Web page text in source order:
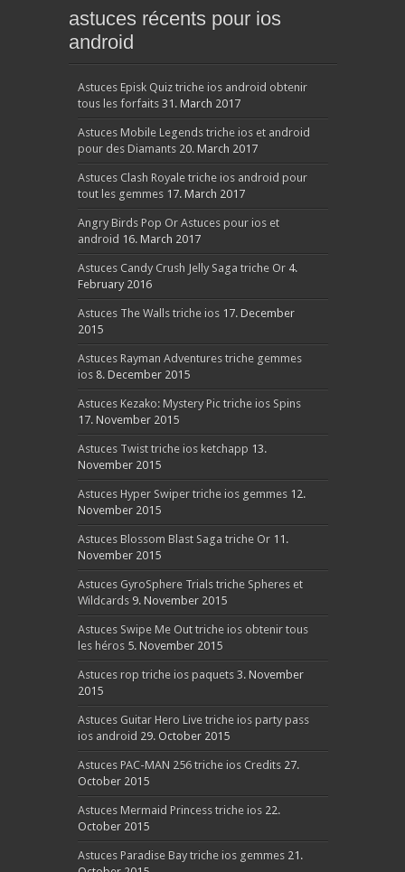
astuces récents pour ios
android
Astuces Episk Quiz triche ios android obtenir
tous les forfaits 31. March 2017
Astuces Mobile Legends triche ios et android
pour des Diamants 20. March 2017
Astuces Clash Royale triche ios android pour
tout les gemmes 17. March 2017
Angry Birds Pop Or Astuces pour ios et
android 16. March 2017
Astuces Candy Crush Jelly Saga triche Or 4.
February 2016
Astuces The Walls triche ios 17. December
2015
Astuces Rayman Adventures triche gemmes
ios 8. December 2015
Astuces Kezako: Mystery Pic triche ios Spins
17. November 2015
Astuces Twist triche ios ketchapp 13.
November 2015
Astuces Hyper Swiper triche ios gemmes 12.
November 2015
Astuces Blossom Blast Saga triche Or 11.
November 2015
Astuces GyroSphere Trials triche Spheres et
Wildcards 9. November 2015
Astuces Swipe Me Out triche ios obtenir tous
les héros 5. November 2015
Astuces rop triche ios paquets 3. November
2015
Astuces Guitar Hero Live triche ios party pass
ios android 29. October 2015
Astuces PAC-MAN 256 triche ios Credits 27.
October 2015
Astuces Mermaid Princess triche ios 22.
October 2015
Astuces Paradise Bay triche ios gemmes 21.